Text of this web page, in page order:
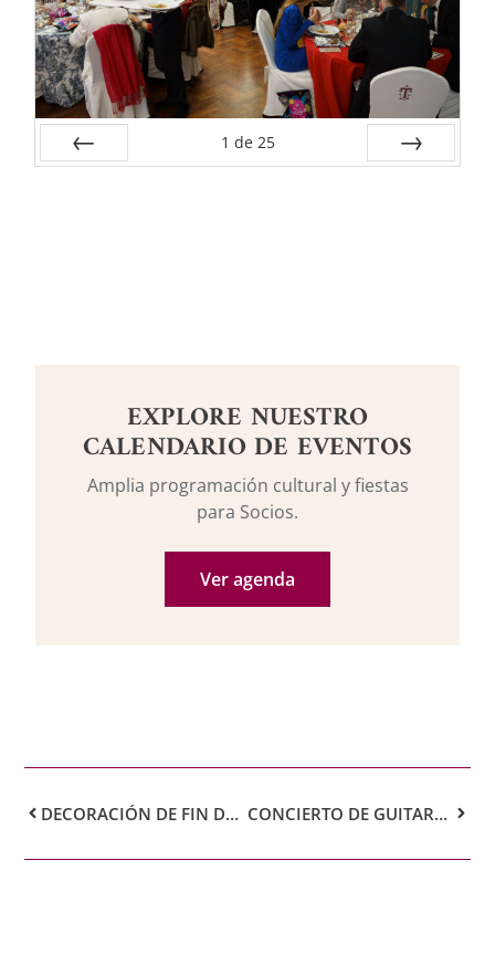
1 de 25
EXPLORE NUESTRO
CALENDARIO DE EVENTOS
Amplia programación cultural y fiestas
para Socios.
Ver agenda
DECORACIÓN DE FIN DE AÑO EN EL SALÓN PRINCIPAL CONCIERTO DE GUITARRA FLAMENCA